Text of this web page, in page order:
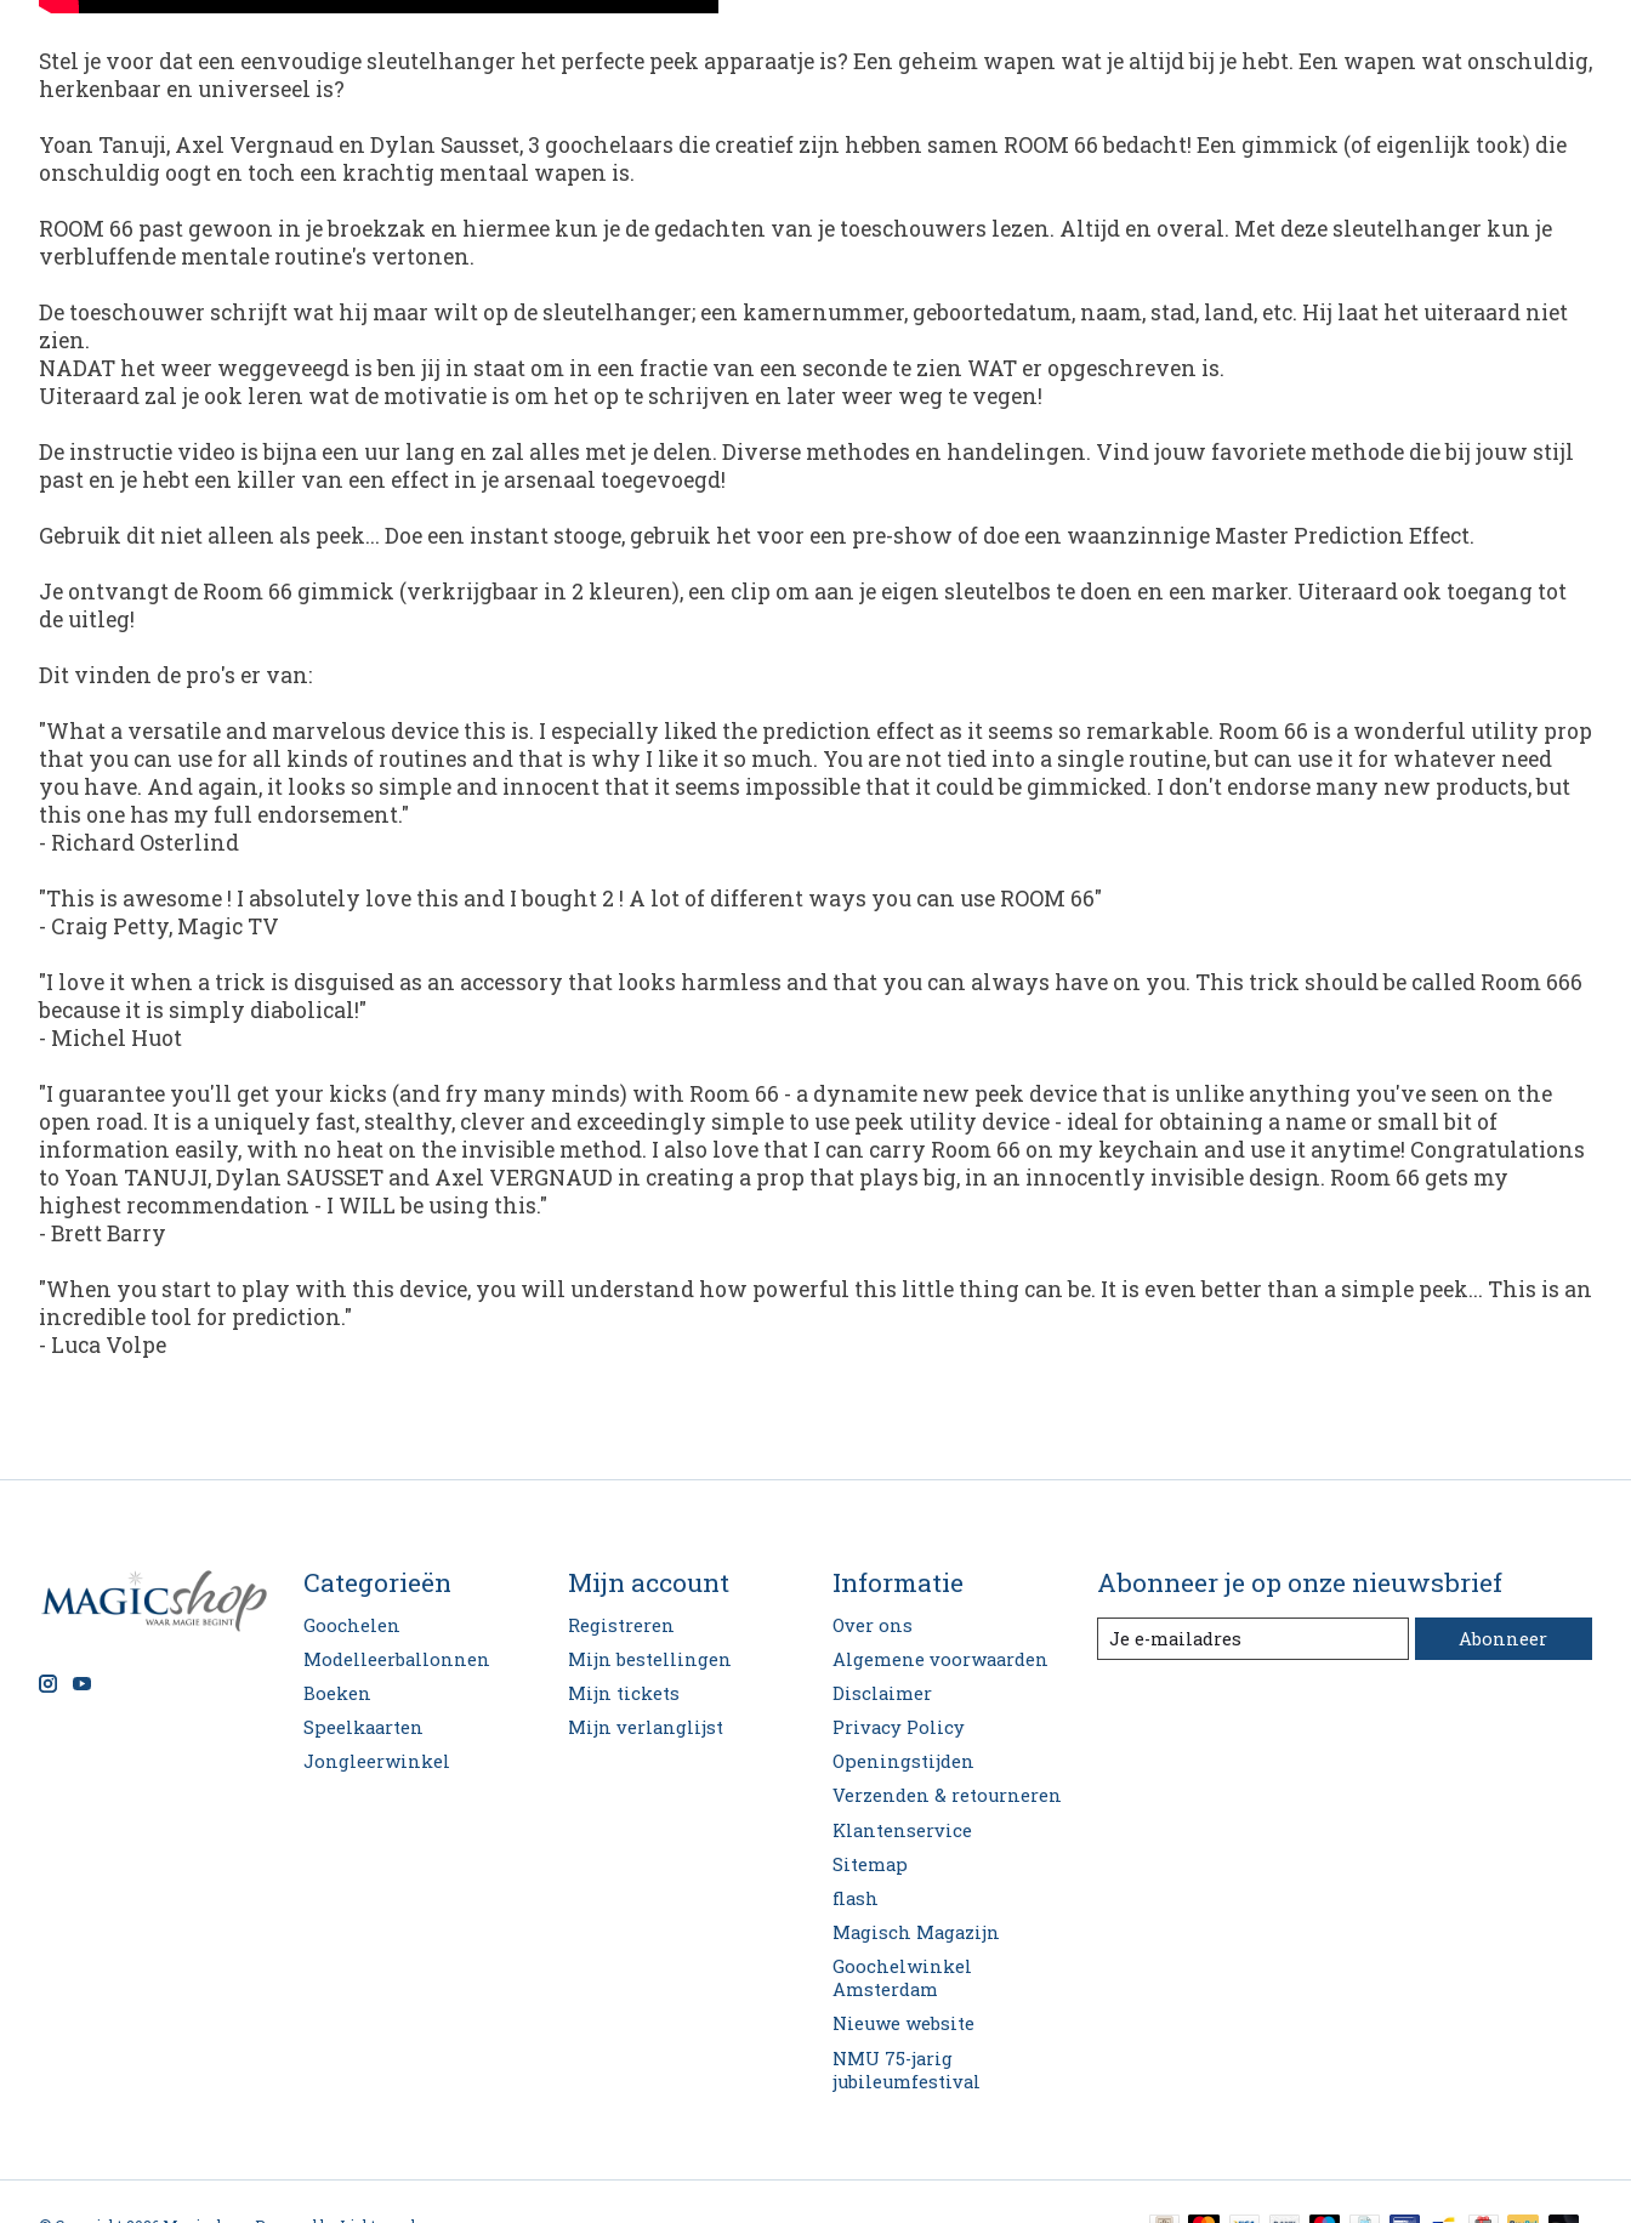
Stel je voor dat een eenvoudige sleutelhanger het perfecte peek apparaatje is? Een geheim wapen wat je altijd bij je hebt. Een wapen wat onschuldig,
herkenbaar en universeel is?
Yoan Tanuji, Axel Vergnaud en Dylan Sausset, 3 goochelaars die creatief zijn hebben samen ROOM 66 bedacht! Een gimmick (of eigenlijk took) die
onschuldig oogt en toch een krachtig mentaal wapen is.
ROOM 66 past gewoon in je broekzak en hiermee kun je de gedachten van je toeschouwers lezen. Altijd en overal. Met deze sleutelhanger kun je
verbluffende mentale routine's vertonen.
De toeschouwer schrijft wat hij maar wilt op de sleutelhanger; een kamernummer, geboortedatum, naam, stad, land, etc. Hij laat het uiteraard niet
zien.
NADAT het weer weggeveegd is ben jij in staat om in een fractie van een seconde te zien WAT er opgeschreven is.
Uiteraard zal je ook leren wat de motivatie is om het op te schrijven en later weer weg te vegen!
De instructie video is bijna een uur lang en zal alles met je delen. Diverse methodes en handelingen. Vind jouw favoriete methode die bij jouw stijl
past en je hebt een killer van een effect in je arsenaal toegevoegd!
Gebruik dit niet alleen als peek... Doe een instant stooge, gebruik het voor een pre-show of doe een waanzinnige Master Prediction Effect.
Je ontvangt de Room 66 gimmick (verkrijgbaar in 2 kleuren), een clip om aan je eigen sleutelbos te doen en een marker. Uiteraard ook toegang tot
de uitleg!
Dit vinden de pro's er van:
"What a versatile and marvelous device this is. I especially liked the prediction effect as it seems so remarkable. Room 66 is a wonderful utility prop
that you can use for all kinds of routines and that is why I like it so much. You are not tied into a single routine, but can use it for whatever need
you have. And again, it looks so simple and innocent that it seems impossible that it could be gimmicked. I don't endorse many new products, but
this one has my full endorsement."
- Richard Osterlind
"This is awesome ! I absolutely love this and I bought 2 ! A lot of different ways you can use ROOM 66"
- Craig Petty, Magic TV
"I love it when a trick is disguised as an accessory that looks harmless and that you can always have on you. This trick should be called Room 666
because it is simply diabolical!"
- Michel Huot
"I guarantee you'll get your kicks (and fry many minds) with Room 66 - a dynamite new peek device that is unlike anything you've seen on the
open road. It is a uniquely fast, stealthy, clever and exceedingly simple to use peek utility device - ideal for obtaining a name or small bit of
information easily, with no heat on the invisible method. I also love that I can carry Room 66 on my keychain and use it anytime! Congratulations
to Yoan TANUJI, Dylan SAUSSET and Axel VERGNAUD in creating a prop that plays big, in an innocently invisible design. Room 66 gets my
highest recommendation - I WILL be using this."
- Brett Barry
"When you start to play with this device, you will understand how powerful this little thing can be. It is even better than a simple peek... This is an
incredible tool for prediction."
- Luca Volpe
Categorieën
Goochelen
Modelleerballonnen
Boeken
Speelkaarten
Jongleerwinkel
Mijn account
Registreren
Mijn bestellingen
Mijn tickets
Mijn verlanglijst
Informatie
Over ons
Algemene voorwaarden
Disclaimer
Privacy Policy
Openingstijden
Verzenden & retourneren
Klantenservice
Sitemap
flash
Magisch Magazijn
Goochelwinkel
Amsterdam
Nieuwe website
NMU 75-jarig
jubileumfestival
Abonneer je op onze nieuwsbrief
Abonneer